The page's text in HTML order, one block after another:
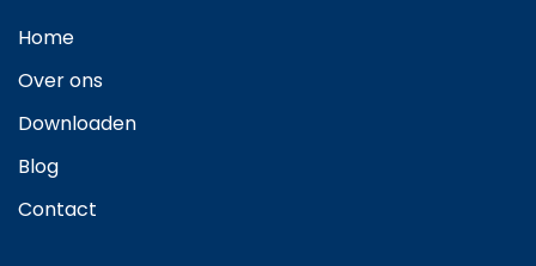
Home
Over ons
Downloaden
Blog
Contact